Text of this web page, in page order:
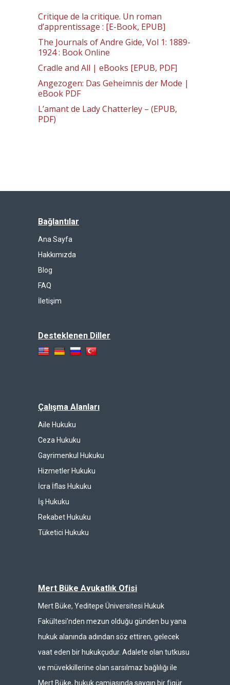
Critique de la critique. Un roman
d’apprentissage : [E-Book, EPUB]
The Journals of Andre Gide, Vol 1: 1889-
1924 : Book Online
Cradle and All | eBooks [EPUB, PDF]
Angezogen: Das Geheimnis der Mode |
eBook PDF
L’amant de Lady Chatterley – (EPUB,
PDF)
Bağlantılar
Ana Sayfa
Hakkımızda
Blog
FAQ
İletişim
Desteklenen Diller
Çalışma Alanları
Aile Hukuku
Ceza Hukuku
Gayrimenkul Hukuku
Hizmetler Hukuku
İcra İflas Hukuku
İş Hukuku
Rekabet Hukuku
Tüketici Hukuku
Mert Büke Avukatlık Ofisi
Mert Büke, Yeditepe Üniversitesi Hukuk
Fakültesi’nden mezun olduğu günden bu yana
hukuk alanında adından söz ettiren, gelecek
vaat eden bir hukukçudur. Adalete olan tutkusu
ve müvekkillerine olan sarsılmaz bağlılığı ile
Mert Büke, hukuk camiasında saygın bir figür